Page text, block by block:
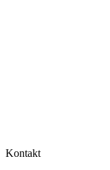
Kontakt